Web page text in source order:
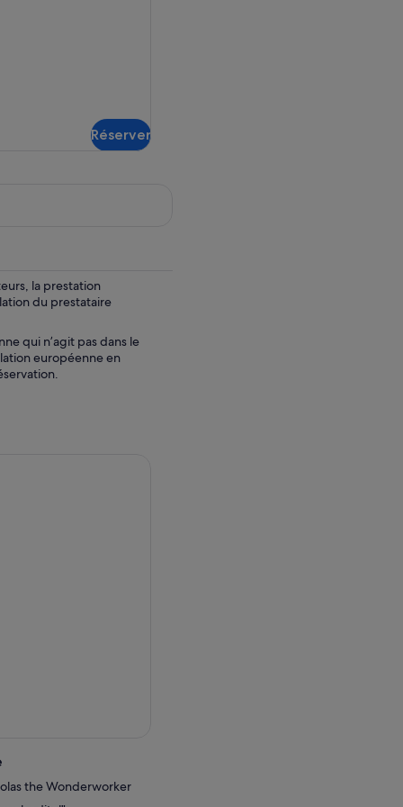
Réserver
la prestation
du prestataire
qui n’agit pas dans le
européenne en
the Wonderworker